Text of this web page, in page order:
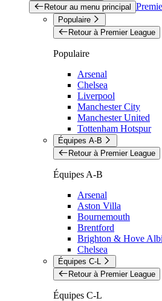
Retour au menu principal
Populaire
Retour à Premier League
Populaire
Arsenal
Chelsea
Liverpool
Manchester City
Manchester United
Tottenham Hotspur
Équipes A-B
Retour à Premier League
Équipes A-B
Arsenal
Aston Villa
Bournemouth
Brentford
Brighton & Hove
Chelsea
Équipes C-L
Retour à Premier League
Équipes C-L